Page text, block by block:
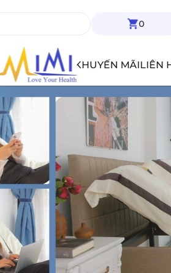
0
TIN TỨC KHUYẾN MÃILIÊN